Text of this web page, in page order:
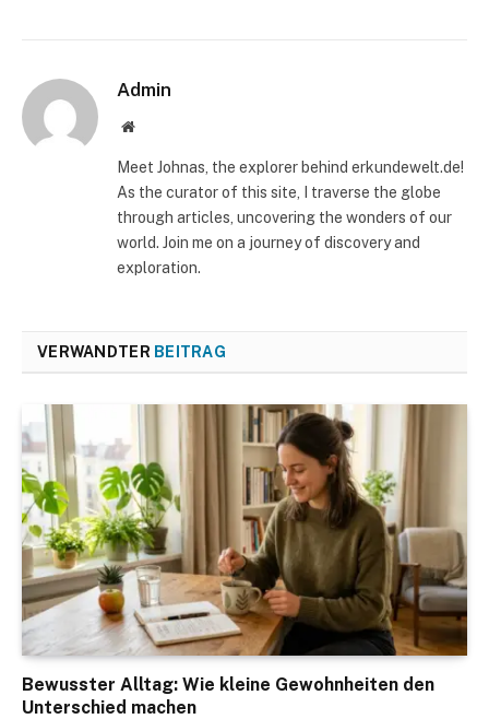
Admin
Website
Meet Johnas, the explorer behind erkundewelt.de!
As the curator of this site, I traverse the globe
through articles, uncovering the wonders of our
world. Join me on a journey of discovery and
exploration.
VERWANDTER BEITRAG
Bewusster Alltag: Wie kleine Gewohnheiten den
Unterschied machen